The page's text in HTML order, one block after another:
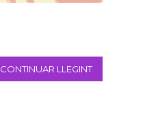
CONTINUAR LLEGINT